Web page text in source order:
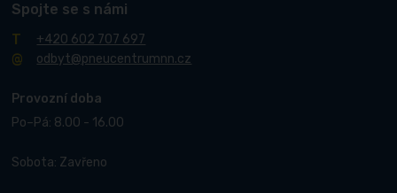
Spojte se s námi
+420 602 707 697
odbyt@pneucentrumnn.cz
Provozní doba
Po–Pá: 8.00 - 16.00
Sobota: Zavřeno